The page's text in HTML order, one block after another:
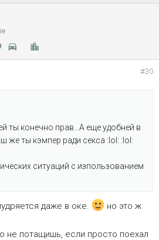
#30
ты конечно прав...А еще удобней в
же ты кэмпер ради секса :lol: :lol:
ситуаций с изпользованием
даже в оке.
но это ж
не потащишь, если просто поехал